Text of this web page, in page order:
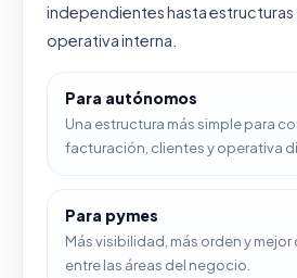
independientes hasta
operativa interna.
Para autónomos
Una estructura más simple para
facturación, clientes y operativa
Para pymes
Más visibilidad, más orden y
entre las áreas del negocio.